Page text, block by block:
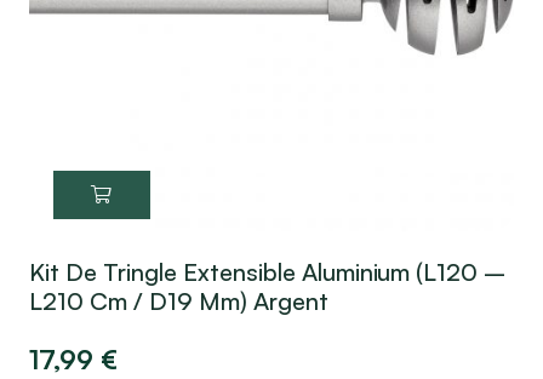
Kit De Tringle Extensible Aluminium (L120 –
L210 Cm / D19 Mm) Argent
17,99 €